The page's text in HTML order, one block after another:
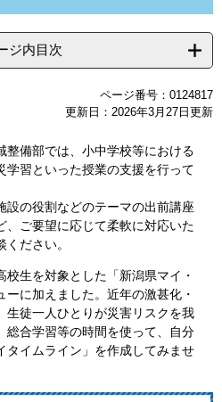
ジ内目次
ページ番号：0124817
更新日：2026年3月27日更新
備部では、小中学校等における
学習といった授業の支援を行って
の役割などのテーマの出前講座
、ご要望に応じて柔軟に対応いた
ださい。
生を対象とした「新潟県マイ・
ーに加えました。近年の激甚化・
生徒一人ひとりが災害リスクを我
総合学習等の時間を使って、自分
タイムライン」を作成してみませ